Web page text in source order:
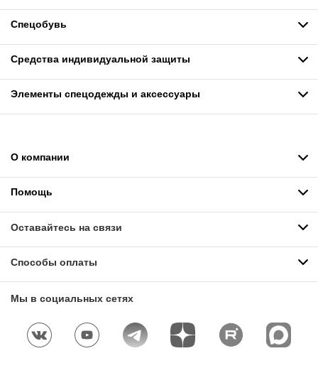
Спецобувь
Средства индивидуальной защиты
Элементы спецодежды и аксессуары
О компании
Помощь
Оставайтесь на связи
Способы оплаты
Мы в социальных сетях